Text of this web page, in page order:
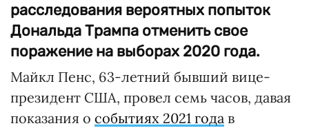
расследования вероятных попыток
Дональда Трампа отменить свое
поражение на выборах 2020 года.
Майкл Пенс, 63-летний бывший вице-
президент США, провел семь часов, давая
показания о событиях 2021 года в